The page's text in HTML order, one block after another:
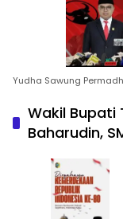
Yudha Sawung
Wakil Bupati
Baharudin,